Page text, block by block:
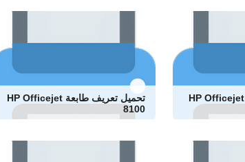
تحميل تعريف طابعة HP Officejet
تحميل تعريف طابعة HP Officejet
8100